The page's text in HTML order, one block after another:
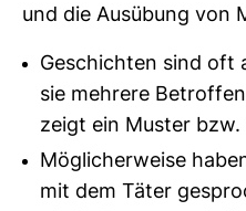
und die Aus­übung von
Geschichten sind oft
sie mehrere
zeigt ein Muster bzw.
Möglicherweise
mit dem Täter